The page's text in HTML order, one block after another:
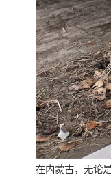
在内蒙古，无论